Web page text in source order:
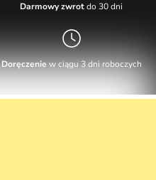
Darmowy zwrotdo 30 dni
Doręczeniew ciągu 3 dni roboczych